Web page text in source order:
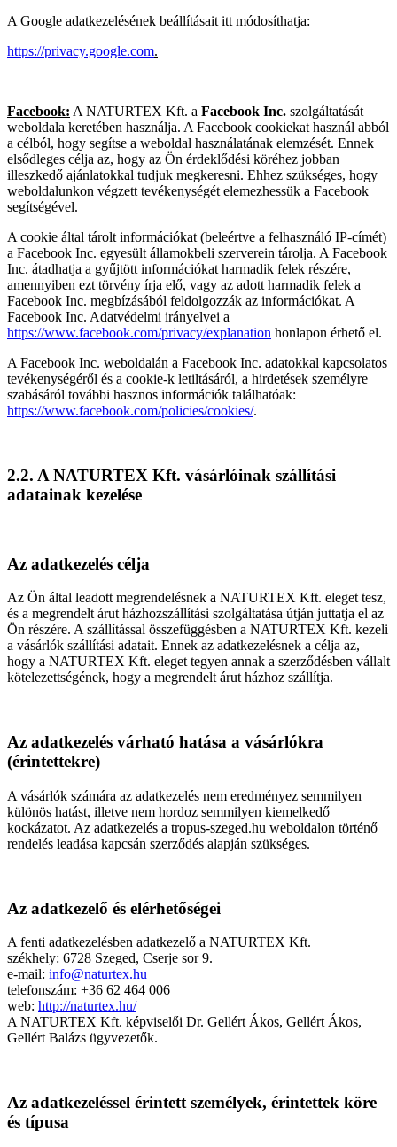
A Google adatkezelésének beállításait itt módosíthatja:
https://privacy.google.com.
Facebook: A NATURTEX Kft. a Facebook Inc. szolgáltatását
weboldala keretében használja. A Facebook cookiekat használ abból
a célból, hogy segítse a weboldal használatának elemzését. Ennek
elsődleges célja az, hogy az Ön érdeklődési köréhez jobban
illeszkedő ajánlatokkal tudjuk megkeresni. Ehhez szükséges, hogy
weboldalunkon végzett tevékenységét elemezhessük a Facebook
segítségével.
A cookie által tárolt információkat (beleértve a felhasználó IP-címét)
a Facebook Inc. egyesült államokbeli szerverein tárolja. A Facebook
Inc. átadhatja a gyűjtött információkat harmadik felek részére,
amennyiben ezt törvény írja elő, vagy az adott harmadik felek a
Facebook Inc. megbízásából feldolgozzák az információkat. A
Facebook Inc. Adatvédelmi irányelvei a
https://www.facebook.com/privacy/explanation honlapon érhető el.
A Facebook Inc. weboldalán a Facebook Inc. adatokkal kapcsolatos
tevékenységéről és a cookie-k letiltásáról, a hirdetések személyre
szabásáról további hasznos információk találhatóak:
https://www.facebook.com/policies/cookies/.
2.2. A NATURTEX Kft. vásárlóinak szállítási
adatainak kezelése
Az adatkezelés célja
Az Ön által leadott megrendelésnek a NATURTEX Kft. eleget tesz,
és a megrendelt árut házhozszállítási szolgáltatása útján juttatja el az
Ön részére. A szállítással összefüggésben a NATURTEX Kft. kezeli
a vásárlók szállítási adatait. Ennek az adatkezelésnek a célja az,
hogy a NATURTEX Kft. eleget tegyen annak a szerződésben vállalt
kötelezettségének, hogy a megrendelt árut házhoz szállítja.
Az adatkezelés várható hatása a vásárlókra
(érintettekre)
A vásárlók számára az adatkezelés nem eredményez semmilyen
különös hatást, illetve nem hordoz semmilyen kiemelkedő
kockázatot. Az adatkezelés a tropus-szeged.hu weboldalon történő
rendelés leadása kapcsán szerződés alapján szükséges.
Az adatkezelő és elérhetőségei
A fenti adatkezelésben adatkezelő a NATURTEX Kft.
székhely: 6728 Szeged, Cserje sor 9.
e-mail: info@naturtex.hu
telefonszám: +36 62 464 006
web: http://naturtex.hu/
A NATURTEX Kft. képviselői Dr. Gellért Ákos, Gellért Ákos,
Gellért Balázs ügyvezetők.
Az adatkezeléssel érintett személyek, érintettek köre
és típusa